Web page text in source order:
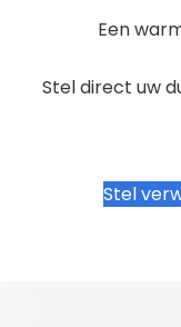
Een
Stel direct uw
Stel